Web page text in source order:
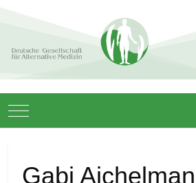
Mobile Menu Toggle
Gabi